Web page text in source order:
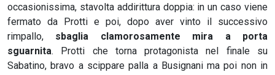
occasionissima, stavolta addirittura doppia: in un caso viene
fermato da Protti e poi, dopo aver vinto il successivo
rimpallo, sbaglia clamorosamente mira a porta
sguarnita. Protti che torna protagonista nel finale su
Sabatino, bravo a scippare palla a Busignani ma poi non in